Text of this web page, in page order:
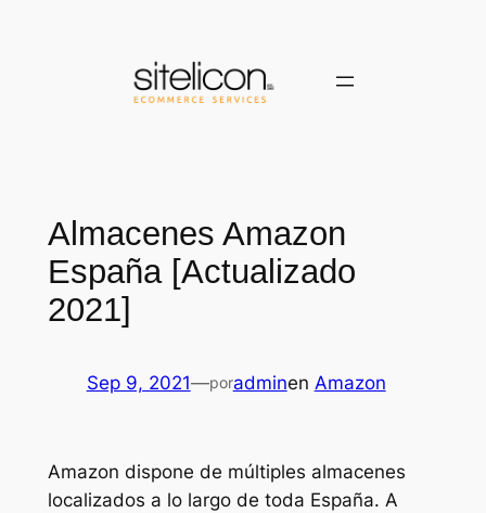
Almacenes Amazon
España [Actualizado
2021]
Sep 9, 2021—poradminen Amazon
Amazon dispone de múltiples almacenes
localizados a lo largo de toda España. A